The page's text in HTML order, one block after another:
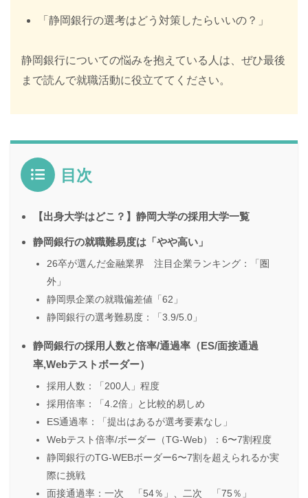
「静岡銀行の選考はどう対策したらいいの？」
静岡銀行についての悩みを抱えている人は、ぜひ最後
まで読んで就職活動に役立ててください。
目次
【出身大学はどこ？】静岡大学の採用大学一覧
静岡銀行の就職難易度は「やや高い」
26卒が選んだ金融業界 注目企業ランキング：「圏
外」
静岡県企業の就職偏差値「62」
静岡銀行の選考難易度：「3.9/5.0」
静岡銀行の採用人数と倍率/通過率（ES/面接通過
率,Webテストボーダー）
採用人数：「200人」程度
採用倍率：「4.2倍」と比較的易しめ
ES通過率：「提出はあるが選考要素なし」
Webテスト倍率/ボーダー（TG-Web）：6〜7割程度
静岡銀行のTG-WEBボーダー6〜7割を超えられるか実
際に挑戦
面接通過率：一次 「54％」、二次 「75％」